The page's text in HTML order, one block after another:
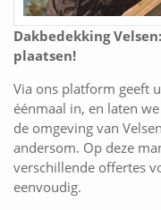
Dakbedekking
plaatsen!
Via ons platform geeft
éénmaal in, en laten
de omgeving van
andersom. Op deze
verschillende offertes
eenvoudig.